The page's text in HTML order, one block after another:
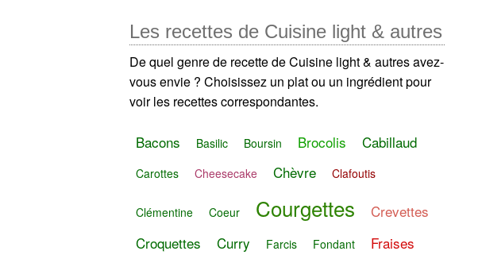
Les recettes de Cuisine light & autres
De quel genre de recette de Cuisine light & autres avez-
vous envie ? Choisissez un plat ou un ingrédient pour
voir les recettes correspondantes.
Bacons Basilic Boursin Brocolis Cabillaud
Carottes Cheesecake Chèvre Clafoutis
Clémentine Coeur Courgettes
Crevettes
Croquettes
Curry Farcis Fondant
Fraises